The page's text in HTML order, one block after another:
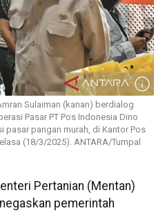
Sulaiman (kanan) berdialog
Pasar PT Pos Indonesia Dino
pasar pangan murah, di Kantor Pos
(18/3/2025). ANTARA/Tumpal
Pertanian (Mentan)
pemerintah